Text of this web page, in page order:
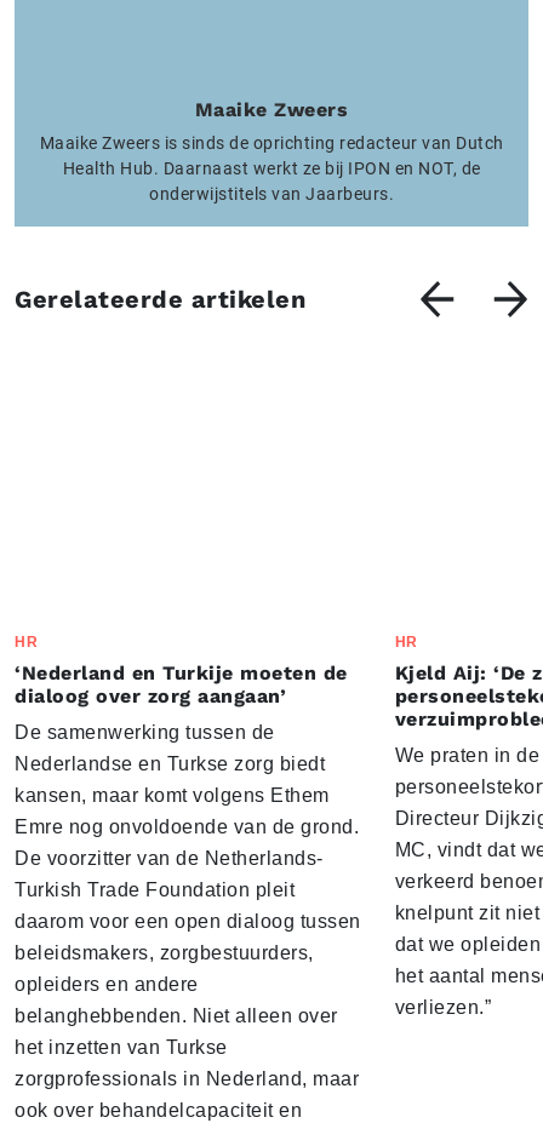
Maaike Zweers
Maaike Zweers is sinds de oprichting redacteur van Dutch
Health Hub. Daarnaast werkt ze bij IPON en NOT, de
onderwijstitels van Jaarbeurs.
Gerelateerde artikelen
HR
‘Nederland en Turkije moeten de
dialoog over zorg aangaan’
De samenwerking tussen de
Nederlandse en Turkse zorg biedt
kansen, maar komt volgens Ethem
Emre nog onvoldoende van de grond.
De voorzitter van de Netherlands-
Turkish Trade Foundation pleit
daarom voor een open dialoog tussen
beleidsmakers, zorgbestuurders,
opleiders en andere
belanghebbenden. Niet alleen over
het inzetten van Turkse
zorgprofessionals in Nederland, maar
ook over behandelcapaciteit en
HR
Kjeld Aij: ‘De
We praten in
Directeur
MC, vindt dat
verkeerd
knelpunt zit
dat we
het aantal
verliezen.”